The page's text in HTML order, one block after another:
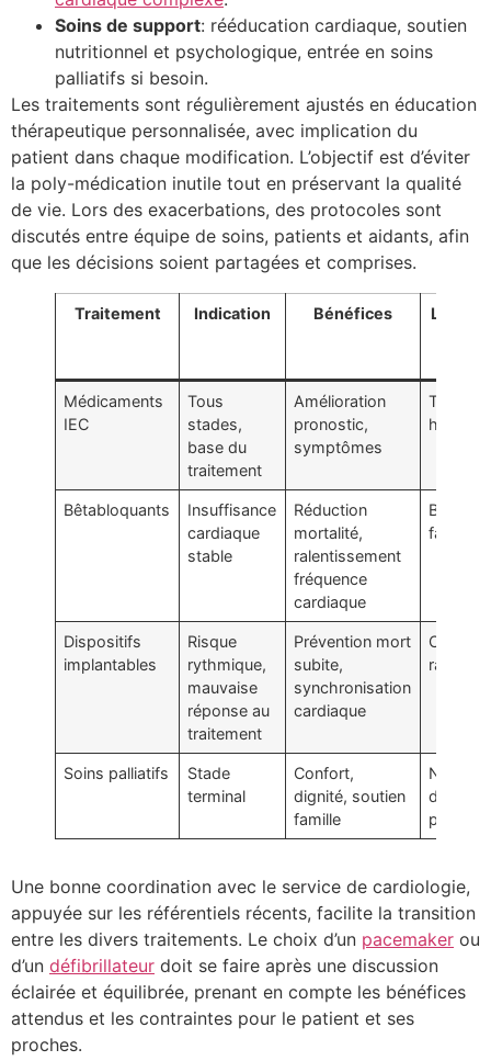
Soins de support: rééducation cardiaque, soutien
nutritionnel et psychologique, entrée en soins
palliatifs si besoin.
Les traitements sont régulièrement ajustés en éducation
thérapeutique personnalisée, avec implication du
patient dans chaque modification. L’objectif est d’éviter
la poly-médication inutile tout en préservant la qualité
de vie. Lors des exacerbations, des protocoles sont
discutés entre équipe de soins, patients et aidants, afin
que les décisions soient partagées et comprises.
Traitement Indication Bénéfices
Médicaments
IEC
Tous
stades,
base du
traitement
Amélioration
pronostic,
symptômes
Toux,
Bêtabloquants
Insuffisance
cardiaque
stable
Réduction
mortalité,
ralentissement
fréquence
cardiaque
fatigue
Dispositifs
implantables
Risque
rythmique,
mauvaise
réponse au
traitement
Prévention mort
subite,
synchronisation
cardiaque
rares
Soins palliatifs
Stade
terminal
Confort,
dignité, soutien
famille
Une bonne coordination avec le service de cardiologie,
appuyée sur les référentiels récents, facilite la transition
entre les divers traitements. Le choix d’un pacemaker ou
d’un défibrillateur doit se faire après une discussion
éclairée et équilibrée, prenant en compte les bénéfices
attendus et les contraintes pour le patient et ses
proches.